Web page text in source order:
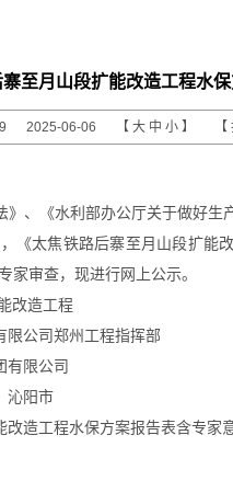
至月山段扩能改造工程水
2025-06-06 【 大 中 小 】 【
、《水利部办公厅关于做好生
《太焦铁路后寨至月山段扩能
家审查，现进行网上公示。
改造工程
限公司郑州工程指挥部
有限公司
沁阳市
改造工程水保方案报告表含专家